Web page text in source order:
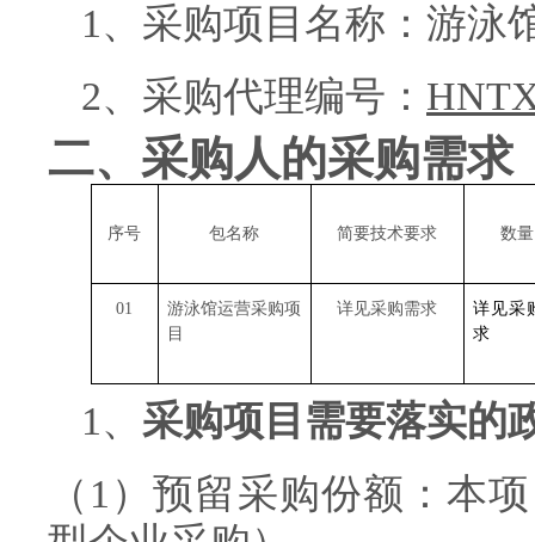
1、采购项目名称： 游泳
2、采购代理编号：
二、采购人的采购需求
序号 包名称 简要技术要求 数量
01
游泳馆运营采购项
目
详见采购需求
详见采
求
1、 采购项目需要落实的
（1）预留采购份额：本